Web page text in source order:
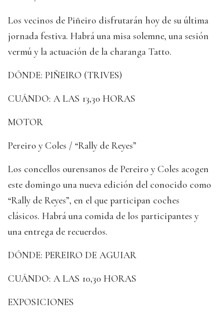
Los vecinos de Piñeiro disfrutarán hoy de su última
jornada festiva. Habrá una misa solemne, una sesión
vermú y la actuación de la charanga Tatto.
DÓNDE: PIÑEIRO (TRIVES)
CUÁNDO: A LAS 13,30 HORAS
MOTOR
Pereiro y Coles / “Rally de Reyes”
Los concellos ourensanos de Pereiro y Coles acogen
este domingo una nueva edición del conocido como
“Rally de Reyes”, en el que participan coches
clásicos. Habrá una comida de los participantes y
una entrega de recuerdos.
DÓNDE: PEREIRO DE AGUIAR
CUÁNDO: A LAS 10,30 HORAS
EXPOSICIONES